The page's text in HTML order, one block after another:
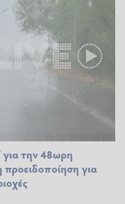
την 48ωρη
για